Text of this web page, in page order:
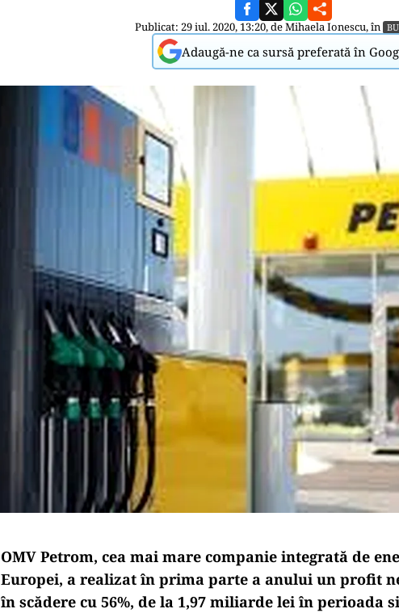
Publicat: 29 iul. 2020, 13:20, deMihaela Ionescu, în
Adaugă-ne ca sursă preferată în
OMV Petrom, cea mai mare companie integrată de
Europei, a realizat în prima parte a anului un profit
în scădere cu 56%, de la 1,97 miliarde lei în perioada